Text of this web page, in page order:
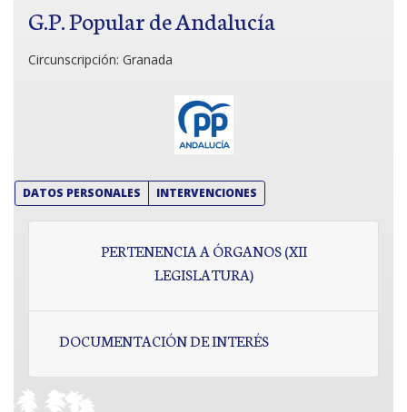
G.P. Popular de Andalucía
Circunscripción: Granada
DATOS PERSONALES INTERVENCIONES
PERTENENCIA A ÓRGANOS (XII
LEGISLATURA)
DOCUMENTACIÓN DE INTERÉS